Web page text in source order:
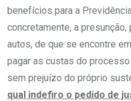
benefícios para a
concretamente, a
autos, de que se encontre
pagar as custas do
sem prejuízo do próprio
qual indefiro o pedido de